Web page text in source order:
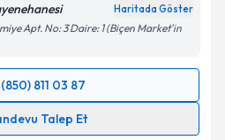
Haritada Göster
Apt. No: 3 Daire: 1 (Biçen Market'in
811 03 87
Talep Et
Talebi